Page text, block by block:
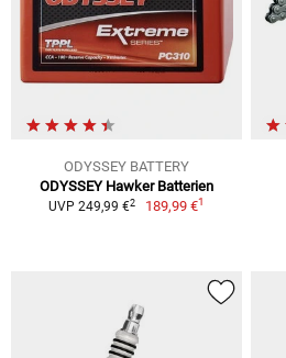
ODYSSEY BATTERY
ODYSSEY Hawker Batterien
UVP 249,99 €2 189,99 €1